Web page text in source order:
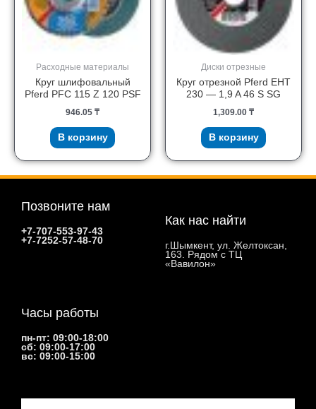
Расходные материалы
Круг шлифовальный
Pferd PFC 115 Z 120 PSF
946.05 ₸
В корзину
Диски отрезные
Круг отрезной Pferd EHT
230 — 1,9 A 46 S SG
1,309.00 ₸
В корзину
Позвоните нам
+7-707-553-97-43
+7-7252-57-48-70
Как нас найти
г.Шымкент, ул. Желтоксан,
163. Рядом с ТЦ
«Вавилон»
Часы работы
пн-пт: 09:00-18:00
сб: 09:00-17:00
вс: 09:00-15:00
Email